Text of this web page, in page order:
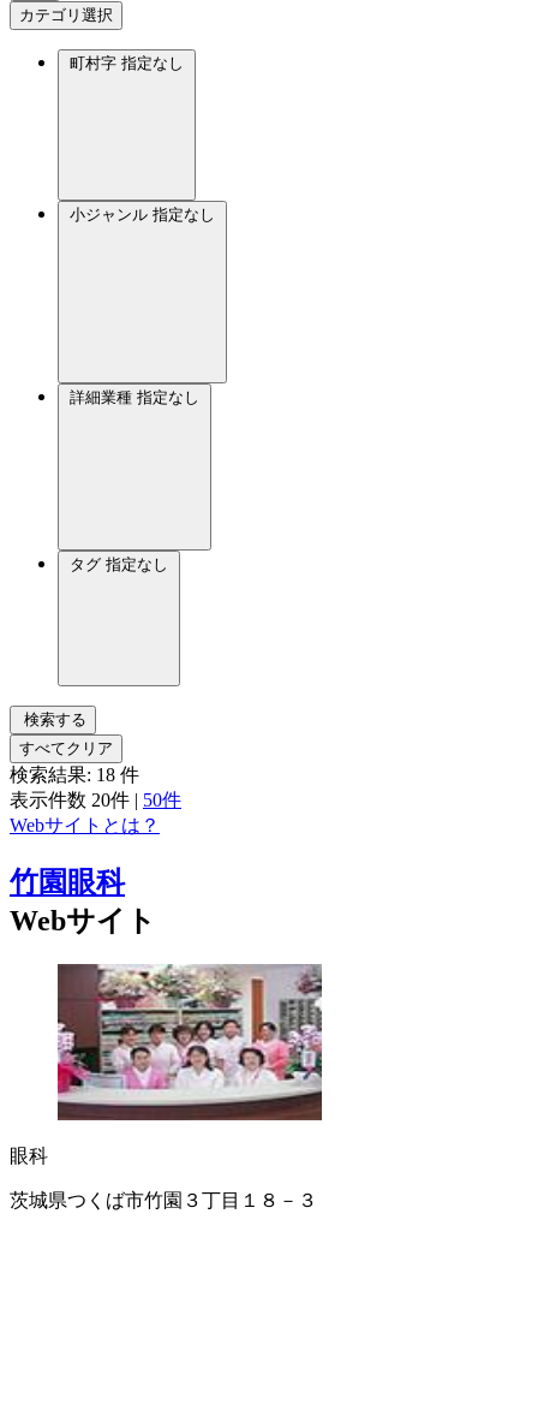
カテゴリ選択
町村字 指定なし
小ジャンル 指定なし
詳細業種 指定なし
タグ 指定なし
検索する
すべてクリア
検索結果: 18 件
表示件数 20件 | 50件
Webサイトとは？
竹園眼科
Webサイト
眼科
茨城県つくば市竹園３丁目１８－３